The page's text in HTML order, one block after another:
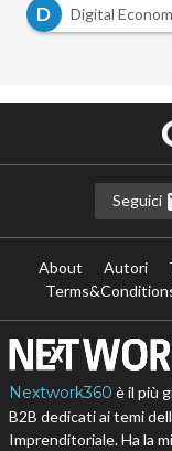
D
Digital
Seguici
About Autori
Nextwork360 è il più
B2B dedicati ai temi
Imprenditoriale. Ha la